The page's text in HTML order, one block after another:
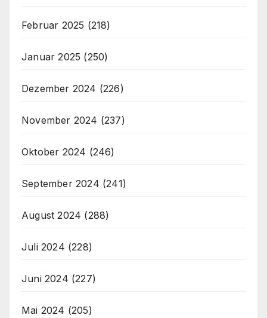
Februar 2025 (218)
Januar 2025 (250)
Dezember 2024 (226)
November 2024 (237)
Oktober 2024 (246)
September 2024 (241)
August 2024 (288)
Juli 2024 (228)
Juni 2024 (227)
Mai 2024 (205)